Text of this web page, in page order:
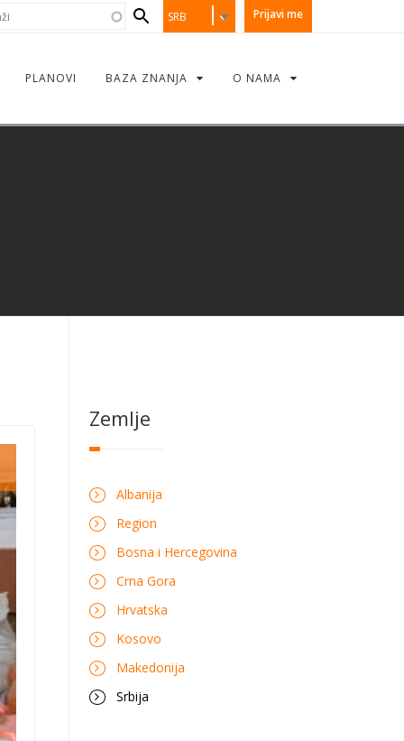
Prijavi me
SRB
PLANOVI BAZA ZNANJA O NAMA
Zemlje
Albanija
Region
Bosna i Hercegovina
Crna Gora
Hrvatska
Kosovo
Makedonija
Srbija